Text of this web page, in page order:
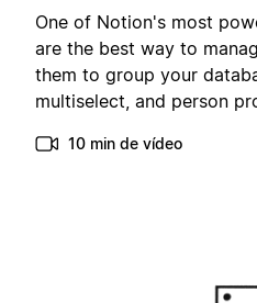
One of Notion's most
are the best way to
them to group your
multiselect, and person
10 min de vídeo